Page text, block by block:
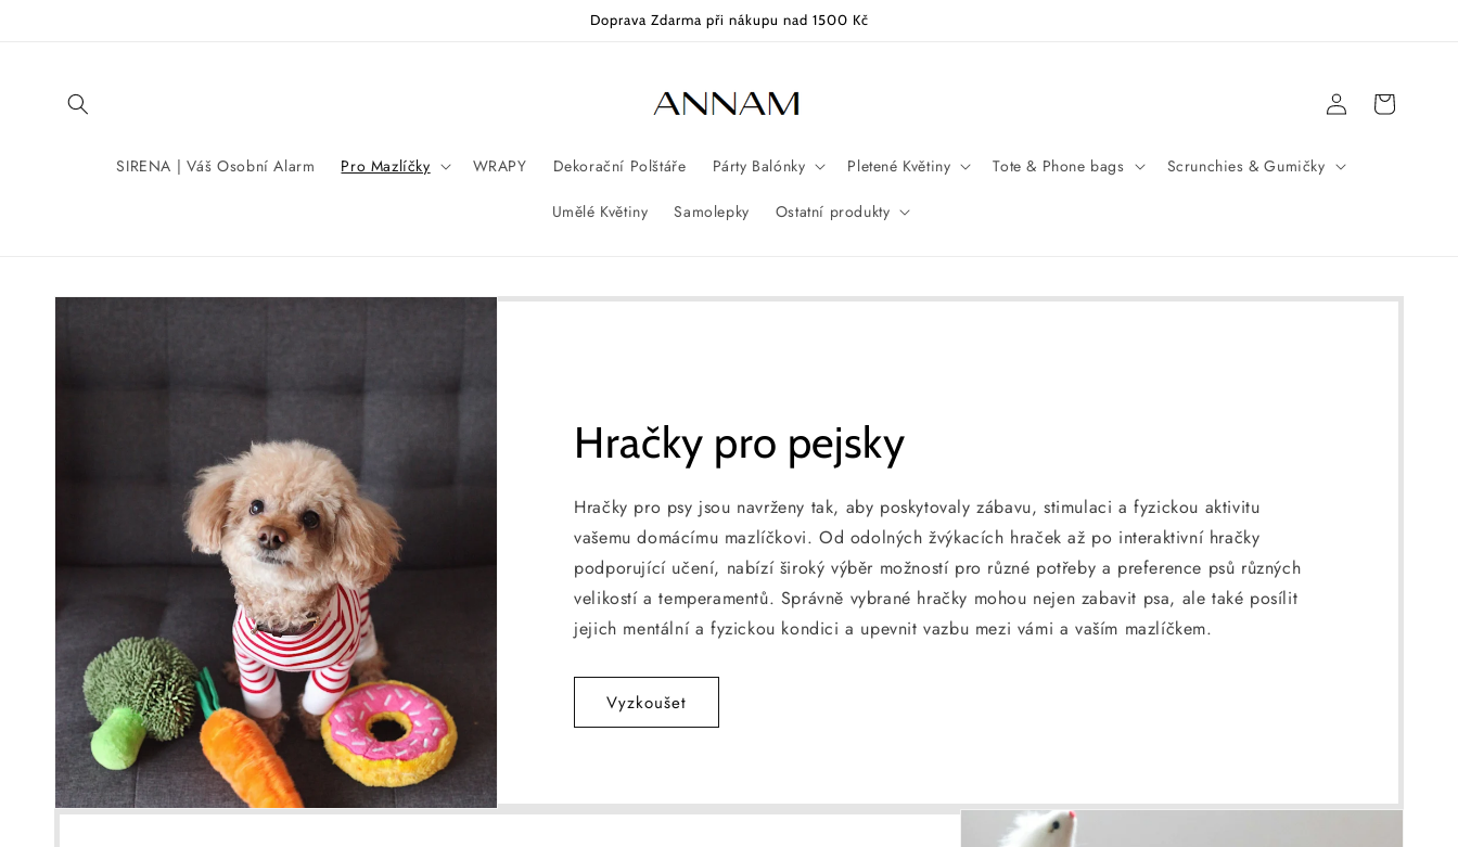
Doprava Zdarma při nákupu nad 1500 Kč
SIRENA | Váš Osobní Alarm Pro Mazlíčky WRAPY Dekorační Polštáře Párty Balónky Pletené Květiny Tote & Phone bags Scrunchies & Gumičky
Umělé Květiny Samolepky Ostatní produkty
Přihlásit
Košík
Hračky pro pejsky
Hračky pro psy jsou navrženy tak, aby poskytovaly zábavu, stimulaci a fyzickou aktivitu
vašemu domácímu mazlíčkovi. Od odolných žvýkacích hraček až po interaktivní hračky
podporující učení, nabízí široký výběr možností pro různé potřeby a preference psů různých
velikostí a temperamentů. Správně vybrané hračky mohou nejen zabavit psa, ale také posílit
jejich mentální a fyzickou kondici a upevnit vazbu mezi vámi a vaším mazlíčkem.
Vyzkoušet